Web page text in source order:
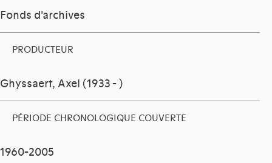
Fonds d'archives
PRODUCTEUR
Ghyssaert, Axel (1933 - )
PÉRIODE CHRONOLOGIQUE COUVERTE
1960-2005